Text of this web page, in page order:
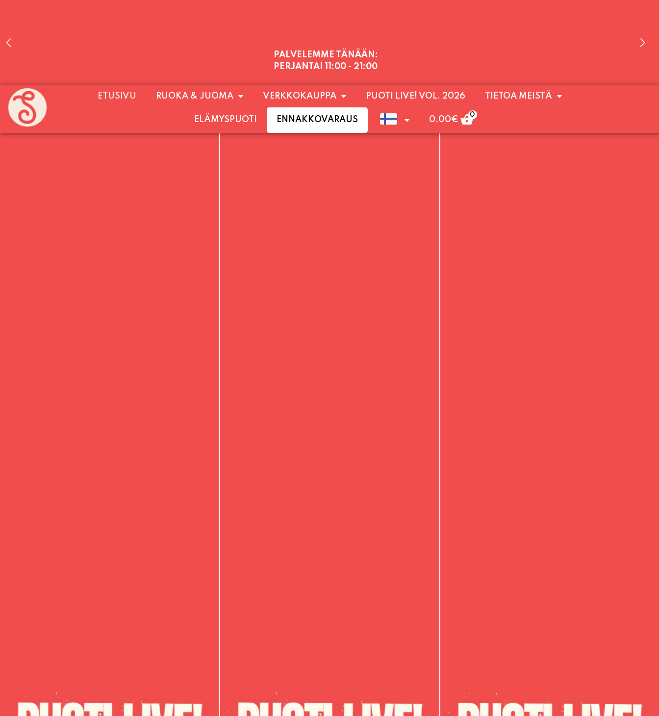
PALVELEMME TÄNÄÄN:
PERJANTAI 11:00 - 21:00
PALVELEMME PÄIVITTÄIN (MA-SU KLO 11-21) SUNNUNTAIHIN 16.8. SAAKKA JONKA JÄLKEEN OLEMME AVOINNA VIIKONLOPPUISIN (PE-
SU) ELOKUUN LOPPUUN ASTI
LÄMPIMÄSTI TERVETULOA!
ETUSIVU RUOKA & JUOMA VERKKOKAUPPA PUOTI LIVE! VOL. 2026 TIETOA MEISTÄ
ELÄMYSPUOTI ENNAKKOVARAUS 0,00€
0